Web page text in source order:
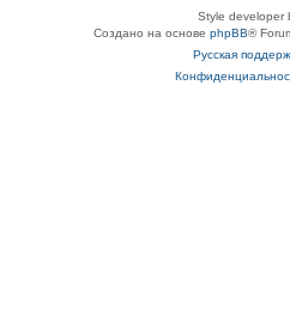
Style developer
Создано на основе phpBB®
Русская